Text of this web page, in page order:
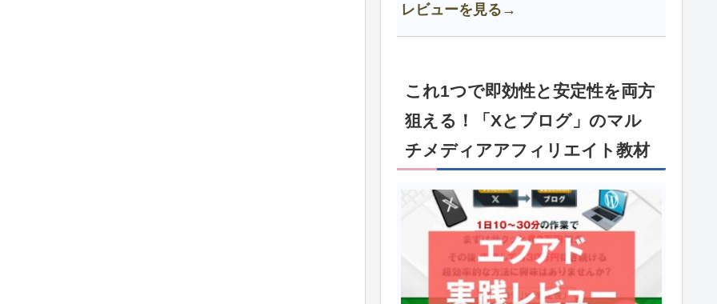
レビューを見る→
これ1つで即効性と安定性を両方
狙える！「Xとブログ」のマル
チメディアアフィリエイト教材